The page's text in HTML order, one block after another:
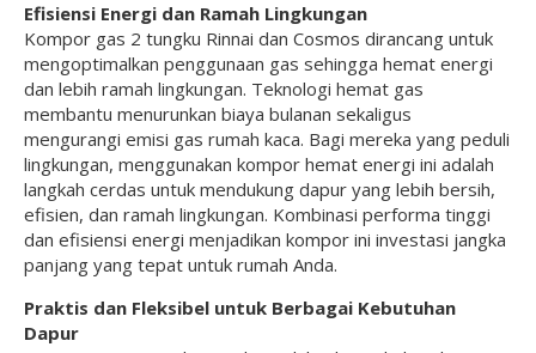
Efisiensi Energi dan Ramah Lingkungan
Kompor gas 2 tungku Rinnai dan Cosmos dirancang untuk
mengoptimalkan penggunaan gas sehingga hemat energi
dan lebih ramah lingkungan. Teknologi hemat gas
membantu menurunkan biaya bulanan sekaligus
mengurangi emisi gas rumah kaca. Bagi mereka yang peduli
lingkungan, menggunakan kompor hemat energi ini adalah
langkah cerdas untuk mendukung dapur yang lebih bersih,
efisien, dan ramah lingkungan. Kombinasi performa tinggi
dan efisiensi energi menjadikan kompor ini investasi jangka
panjang yang tepat untuk rumah Anda.
Praktis dan Fleksibel untuk Berbagai Kebutuhan
Dapur